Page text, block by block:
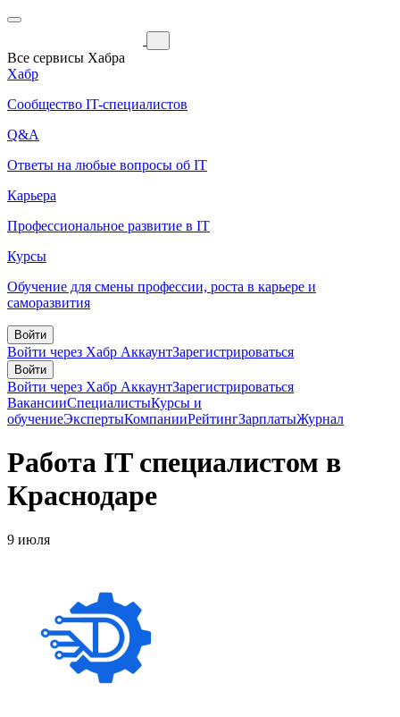
Все сервисы Хабра
Хабр
Сообщество IT-специалистов
Q&A
Ответы на любые вопросы об IT
Карьера
Профессиональное развитие в IT
Курсы
Обучение для смены профессии, роста в карьере и
саморазвития
Войти
Войти через Хабр АккаунтЗарегистрироваться
Войти
Войти через Хабр АккаунтЗарегистрироваться
ВакансииСпециалистыКурсы и
обучениеЭкспертыКомпанииРейтингЗарплатыЖурнал
Работа IT специалистом в
Краснодаре
9 июля